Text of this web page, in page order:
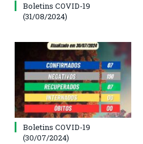
Boletins COVID-19
(31/08/2024)
Boletins COVID-19
(30/07/2024)